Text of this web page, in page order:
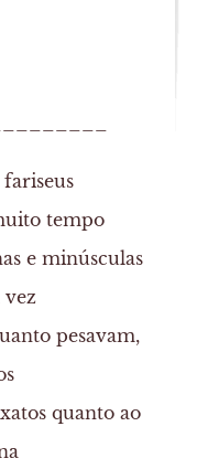
fariseus
tempo
e minúsculas
vez
pesavam,
quanto ao